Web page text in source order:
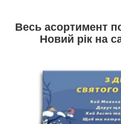
Весь асортимент
Новий рік на